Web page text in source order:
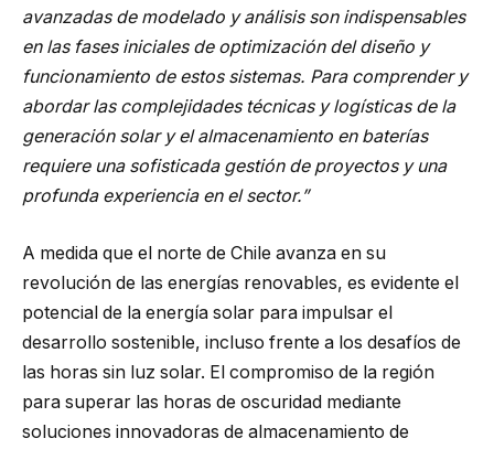
avanzadas de modelado y análisis son indispensables
en las fases iniciales de optimización del diseño y
funcionamiento de estos sistemas. Para comprender y
abordar las complejidades técnicas y logísticas de la
generación solar y el almacenamiento en baterías
requiere una sofisticada gestión de proyectos y una
profunda experiencia en el sector.”
A medida que el norte de Chile avanza en su
revolución de las energías renovables, es evidente el
potencial de la energía solar para impulsar el
desarrollo sostenible, incluso frente a los desafíos de
las horas sin luz solar. El compromiso de la región
para superar las horas de oscuridad mediante
soluciones innovadoras de almacenamiento de